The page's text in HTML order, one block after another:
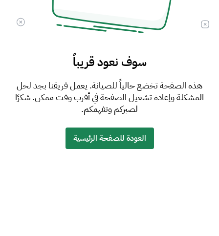
سوف نعود قريباً
هذه الصفحة تخضع حالياً للصيانة. يعمل فريقنا بجد لحل
المشكلة وإعادة تشغيل الصفحة في أقرب وقت ممكن. شكرًا
لصبركم وتفهمكم.
العودة للصفحة الرئيسية